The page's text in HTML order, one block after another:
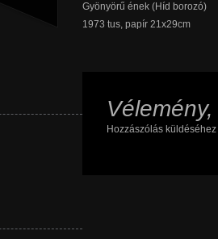
Gyönyörű ének (Híd borozó)
1973 tus, papír 21x29cm
Hozzászólás küldéséhez